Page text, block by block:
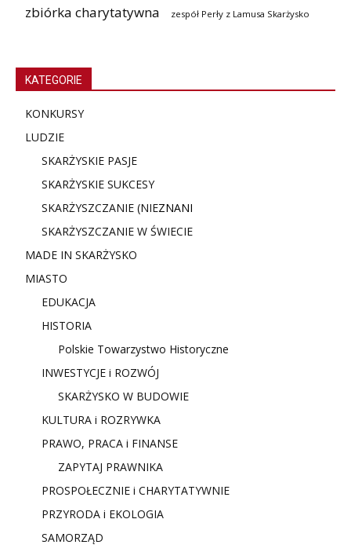
zbiórka charytatywna zespół Perły z Lamusa Skarżysko
KATEGORIE
KONKURSY
LUDZIE
SKARŻYSKIE PASJE
SKARŻYSKIE SUKCESY
SKARŻYSZCZANIE (NIEZNANI
SKARŻYSZCZANIE W ŚWIECIE
MADE IN SKARŻYSKO
MIASTO
EDUKACJA
HISTORIA
Polskie Towarzystwo Historyczne
INWESTYCJE i ROZWÓJ
SKARŻYSKO W BUDOWIE
KULTURA i ROZRYWKA
PRAWO, PRACA i FINANSE
ZAPYTAJ PRAWNIKA
PROSPOŁECZNIE i CHARYTATYWNIE
PRZYRODA i EKOLOGIA
SAMORZĄD